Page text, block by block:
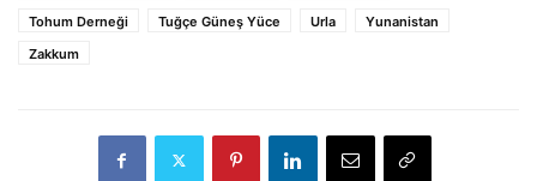
Tohum Derneği
Tuğçe Güneş Yüce Urla
Yunanistan
Zakkum